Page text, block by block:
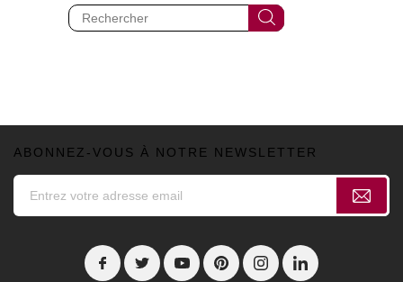
ABONNEZ-VOUS À NOTRE NEWSLETTER